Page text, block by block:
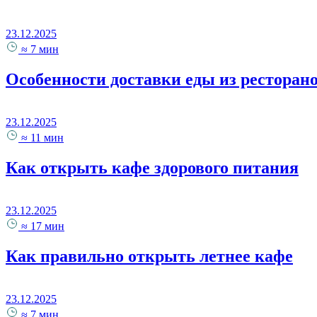
23.12.2025
≈ 7 мин
Особенности доставки еды из
23.12.2025
≈ 11 мин
Как открыть кафе здорового питания
23.12.2025
≈ 17 мин
Как правильно открыть летнее кафе
23.12.2025
≈ 7 мин